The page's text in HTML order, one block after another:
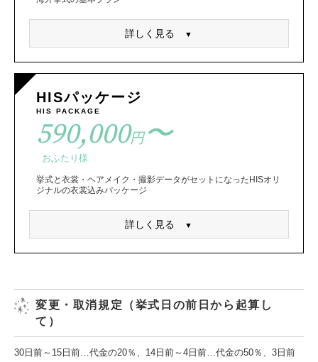
詳しく見る
HISパッケージ
HIS PACKAGE
590,000円〜
おふたり様
挙式と衣裳・ヘアメイク・撮影データがセットになったHISオリ
ジナルの衣裳込みパッケージ
詳しく見る
変更・取消規定（挙式日の前日から起算し
て）
30日前～15日前…代金の20％、14日前～4日前…代金の50％、3日前